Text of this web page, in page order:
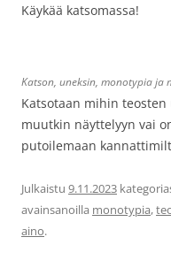
Käykää katsomassa!
Katson, uneksin, monotypia ja
Katsotaan mihin teosten
muutkin näyttelyyn vai
putoilemaan
Julkaistu 9.11.2023
avainsanoilla monotypia,
aino.